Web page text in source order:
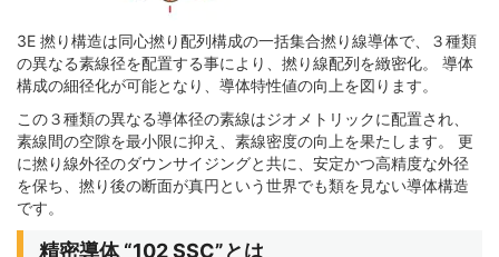
3E 撚り構造は同心撚り配列構成の一括集合撚り線導体で、３種類
の異なる素線径を配置する事により、撚り線配列を緻密化。 導体
構成の細径化が可能となり、導体特性値の向上を図ります。
この３種類の異なる導体径の素線はジオメトリックに配置され、
素線間の空隙を最小限に抑え、素線密度の向上を果たします。 更
に撚り線外径のダウンサイジングと共に、安定かつ高精度な外径
を保ち、撚り後の断面が真円という世界でも類を見ない導体構造
です。
精密導体 “102 SSC”とは